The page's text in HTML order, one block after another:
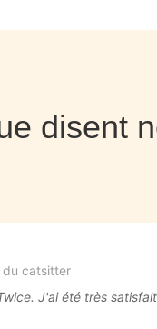
disent
du catsitter
J'ai été très